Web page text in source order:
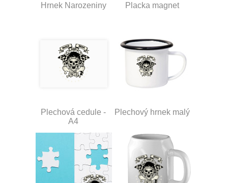
Hrnek Narozeniny Placka magnet
Plechová cedule -
A4
Plechový hrnek malý